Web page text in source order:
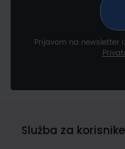
Prijavom na newsletter
Služba za korisnike